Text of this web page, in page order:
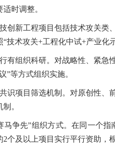
时调整。
创新工程项目包括技术攻关类
“技术攻关+工程化中试+产业
有组织科研。对战略性、紧急
”等方式组织实施。
识项目筛选机制。对原创性、
。
马争先”组织方式。在同一个
2个及以上项目实行平行资助